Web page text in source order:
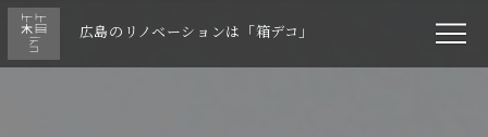
広島のリノベーションは「箱デコ」